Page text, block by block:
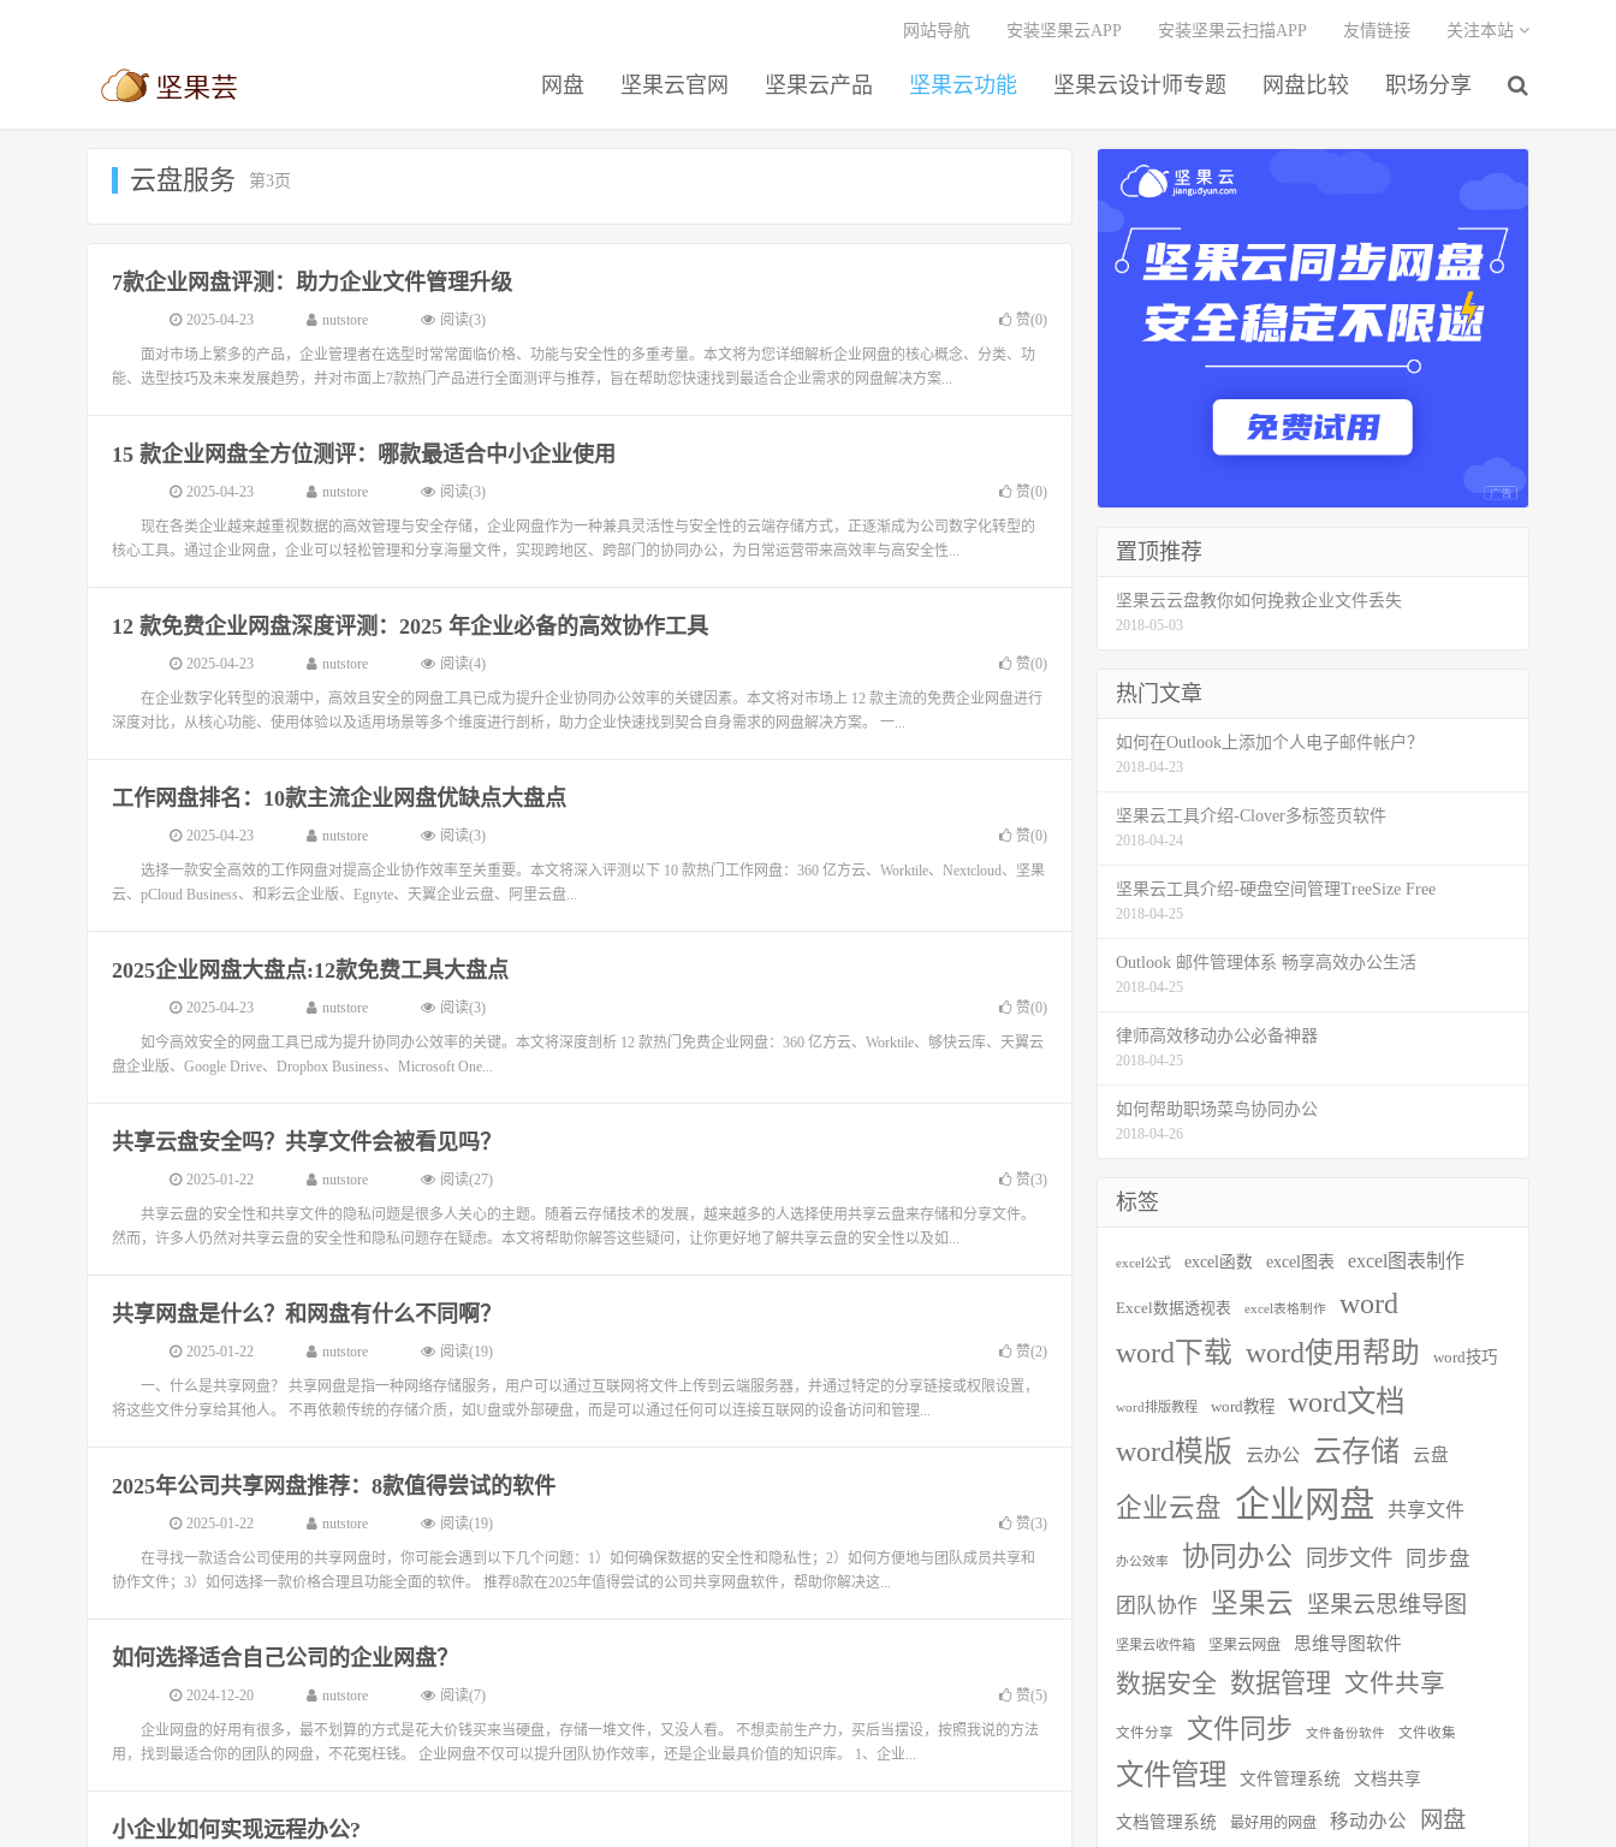
网盘 坚果云官网 坚果云产品 坚果云功能 坚果云设计师专题 网盘比较 职场分享
网站导航 安装坚果云APP 安装坚果云扫描APP 友情链接 关注本站
云盘服务 第3页
7款企业网盘评测：助力企业文件管理升级
2025-04-23 nutstore 阅读(3) 赞(0)
面对市场上繁多的产品，企业管理者在选型时常常面临价格、功能与安全性的多重考量。本文将为您详细解析企业网盘的核心概念、分类、功
能、选型技巧及未来发展趋势，并对市面上7款热门产品进行全面测评与推荐，旨在帮助您快速找到最适合企业需求的网盘解决方案...
15 款企业网盘全方位测评：哪款最适合中小企业使用
2025-04-23 nutstore 阅读(3) 赞(0)
现在各类企业越来越重视数据的高效管理与安全存储，企业网盘作为一种兼具灵活性与安全性的云端存储方式，正逐渐成为公司数字化转型的
核心工具。通过企业网盘，企业可以轻松管理和分享海量文件，实现跨地区、跨部门的协同办公，为日常运营带来高效率与高安全性...
12 款免费企业网盘深度评测：2025 年企业必备的高效协作工具
2025-04-23 nutstore 阅读(4) 赞(0)
在企业数字化转型的浪潮中，高效且安全的网盘工具已成为提升企业协同办公效率的关键因素。本文将对市场上 12 款主流的免费企业网盘进行
深度对比，从核心功能、使用体验以及适用场景等多个维度进行剖析，助力企业快速找到契合自身需求的网盘解决方案。 一...
工作网盘排名：10款主流企业网盘优缺点大盘点
2025-04-23 nutstore 阅读(3) 赞(0)
选择一款安全高效的工作网盘对提高企业协作效率至关重要。本文将深入评测以下 10 款热门工作网盘：360 亿方云、Worktile、Nextcloud、坚果
云、pCloud Business、和彩云企业版、Egnyte、天翼企业云盘、阿里云盘...
2025企业网盘大盘点:12款免费工具大盘点
2025-04-23 nutstore 阅读(3) 赞(0)
如今高效安全的网盘工具已成为提升协同办公效率的关键。本文将深度剖析 12 款热门免费企业网盘：360 亿方云、Worktile、够快云库、天翼云
盘企业版、Google Drive、Dropbox Business、Microsoft One...
共享云盘安全吗？共享文件会被看见吗？
2025-01-22 nutstore 阅读(27) 赞(3)
共享云盘的安全性和共享文件的隐私问题是很多人关心的主题。随着云存储技术的发展，越来越多的人选择使用共享云盘来存储和分享文件。
然而，许多人仍然对共享云盘的安全性和隐私问题存在疑虑。本文将帮助你解答这些疑问，让你更好地了解共享云盘的安全性以及如...
共享网盘是什么？和网盘有什么不同啊？
2025-01-22 nutstore 阅读(19) 赞(2)
一、什么是共享网盘？ 共享网盘是指一种网络存储服务，用户可以通过互联网将文件上传到云端服务器，并通过特定的分享链接或权限设置，
将这些文件分享给其他人。 不再依赖传统的存储介质，如U盘或外部硬盘，而是可以通过任何可以连接互联网的设备访问和管理...
2025年公司共享网盘推荐：8款值得尝试的软件
2025-01-22 nutstore 阅读(19) 赞(3)
在寻找一款适合公司使用的共享网盘时，你可能会遇到以下几个问题：1）如何确保数据的安全性和隐私性；2）如何方便地与团队成员共享和
协作文件；3）如何选择一款价格合理且功能全面的软件。 推荐8款在2025年值得尝试的公司共享网盘软件，帮助你解决这...
如何选择适合自己公司的企业网盘？
2024-12-20 nutstore 阅读(7) 赞(5)
企业网盘的好用有很多，最不划算的方式是花大价钱买来当硬盘，存储一堆文件，又没人看。 不想卖前生产力，买后当摆设，按照我说的方法
用，找到最适合你的团队的网盘，不花冤枉钱。 企业网盘不仅可以提升团队协作效率，还是企业最具价值的知识库。 1、企业...
小企业如何实现远程办公?
置顶推荐
坚果云云盘教你如何挽救企业文件丢失
2018-05-03
热门文章
如何在Outlook上添加个人电子邮件帐户？
2018-04-23
坚果云工具介绍-Clover多标签页软件
2018-04-24
坚果云工具介绍-硬盘空间管理TreeSize Free
2018-04-25
Outlook 邮件管理体系 畅享高效办公生活
2018-04-25
律师高效移动办公必备神器
2018-04-25
如何帮助职场菜鸟协同办公
2018-04-26
标签
excel公式 excel函数 excel图表 excel图表制作
Excel数据透视表 excel表格制作
word
word下载 word使用帮助 word技巧
word排版教程 word教程 word文档
word模版 云办公 云存储 云盘
企业云盘 企业网盘 共享文件
办公效率 协同办公 同步文件 同步盘
团队协作 坚果云 坚果云思维导图
坚果云收件箱 坚果云网盘 思维导图软件
数据安全 数据管理 文件共享
文件分享 文件同步 文件备份软件 文件收集
文件管理 文件管理系统 文档共享
文档管理系统 最好用的网盘 移动办公 网盘